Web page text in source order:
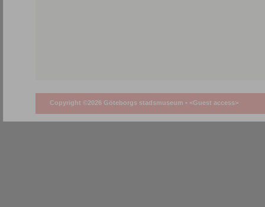
Copyright ©2026 Göteborgs stadsmuseum • <Guest access>